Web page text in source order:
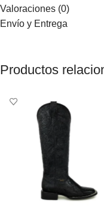
Valoraciones (0)
Envío y Entrega
Productos